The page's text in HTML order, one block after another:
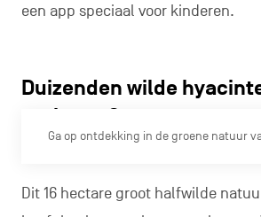
een app speciaal voor kinderen.
Duizenden wilde
park van Serna
Ga op ontdekking in de groene natuur
Dit 16 hectare groot halfwilde